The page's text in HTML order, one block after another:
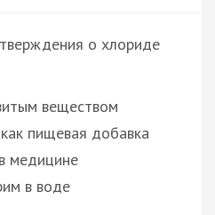
о хлориде
веществом
пищевая добавка
медицине
в воде